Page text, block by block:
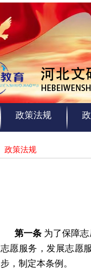
政策法规
政策法规
第一条 为了保障
志愿服务，发展志愿
步，制定本条例。